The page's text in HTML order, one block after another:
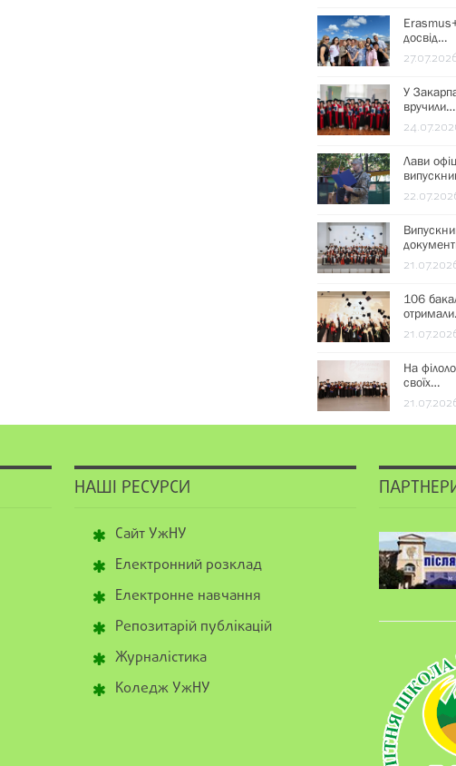
досвід…
У
вручили…
Лави
106
На
своїх…
НАШІ РЕСУРСИ
Сайт УжНУ
Електронний розклад
Електронне навчання
Репозитарій публікацій
Журналістика
Коледж УжНУ